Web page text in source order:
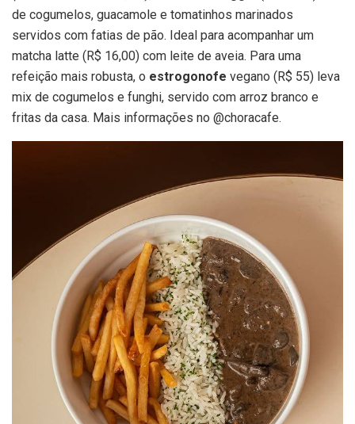
de cogumelos, guacamole e tomatinhos marinados
servidos com fatias de pão. Ideal para acompanhar um
matcha latte (R$ 16,00) com leite de aveia. Para uma
refeição mais robusta, o estrogonofe vegano (R$ 55) leva
mix de cogumelos e funghi, servido com arroz branco e
fritas da casa. Mais informações no @choracafe.